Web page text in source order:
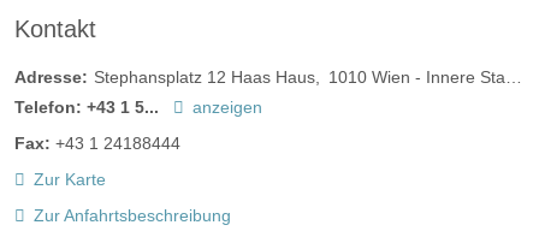
Kontakt
Adresse: Stephansplatz 12 Haas Haus 1010 Wien - Innere Stadt
Telefon: +43 1 5...
anzeigen
Fax: +43 1 24188444
Zur Karte
Zur Anfahrtsbeschreibung